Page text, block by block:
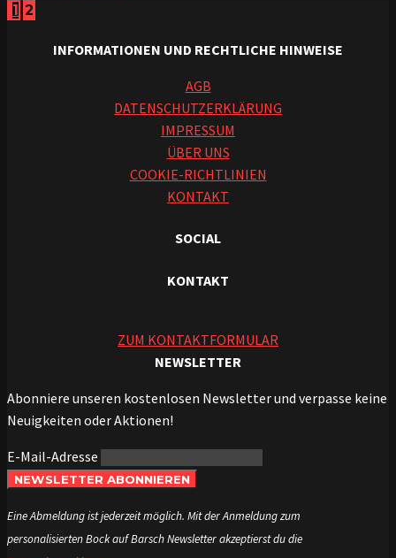
1 2
INFORMATIONEN UND RECHTLICHE HINWEISE
AGB
DATENSCHUTZERKLÄRUNG
IMPRESSUM
ÜBER UNS
COOKIE-RICHTLINIEN
KONTAKT
SOCIAL
KONTAKT
ZUM KONTAKTFORMULAR
NEWSLETTER
Abonniere unseren kostenlosen Newsletter und verpasse keine
Neuigkeiten oder Aktionen!
E-Mail-Adresse
NEWSLETTER ABONNIEREN
Eine Abmeldung ist jederzeit möglich. Mit der Anmeldung zum
personalisierten Bock auf Barsch Newsletter akzeptierst du die